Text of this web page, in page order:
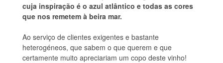
cuja inspiração é o azul atlântico e todas as cores
que nos remetem à beira mar.
Ao serviço de clientes exigentes e bastante
heterogéneos, que sabem o que querem e que
certamente muito apreciariam um copo deste vinho!